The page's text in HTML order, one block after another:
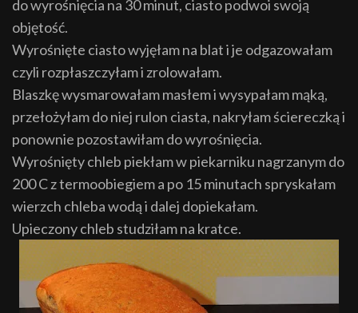
do wyrośnięcia na 30 minut, ciasto podwoi swoją
objętość.
Wyrośnięte ciasto wyjęłam na blat i je odgazowałam
czyli rozpłaszczyłam i zrolowałam.
Blaszkę wysmarowałam masłem i wysypałam mąką,
przełożyłam do niej rulon ciasta, nakryłam ściereczką i
ponownie pozostawiłam do wyrośnięcia.
Wyrośnięty chleb piekłam w piekarniku nagrzanym do
200 C z termoobiegiem a po 15 minutach spryskałam
wierzch chleba wodą i dalej dopiekałam.
Upieczony chleb studziłam na kratce.